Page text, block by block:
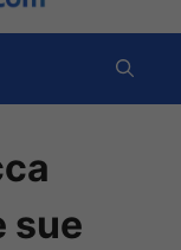
sue